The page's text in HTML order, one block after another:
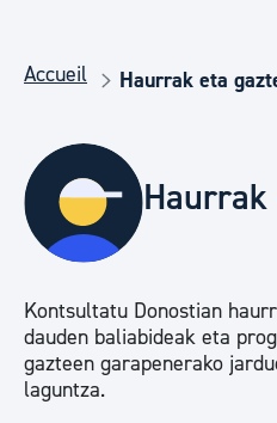
Accueil Haurrak eta
Kontsultatu Donostian
dauden baliabideak eta
gazteen garapenerako
laguntza.